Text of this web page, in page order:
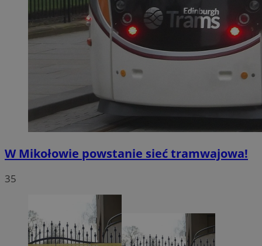
W Mikołowie powstanie sieć tramwajowa!
35